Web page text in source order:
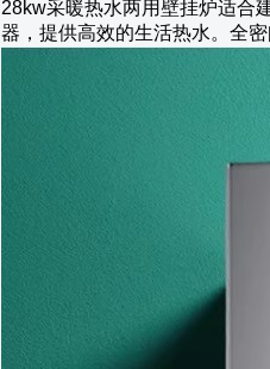
28kw采暖热水两用壁挂炉适合
器，提供高效的生活热水。全